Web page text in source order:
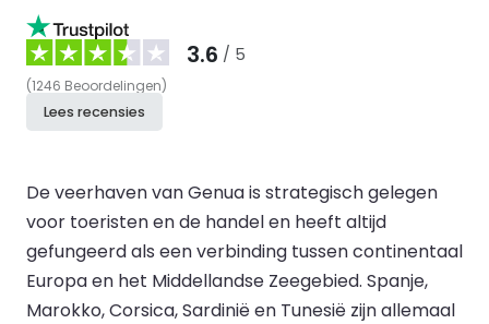
3.6 / 5
(1246 Beoordelingen)
Lees recensies
De veerhaven van Genua is strategisch gelegen
voor toeristen en de handel en heeft altijd
gefungeerd als een verbinding tussen continentaal
Europa en het Middellandse Zeegebied. Spanje,
Marokko, Corsica, Sardinië en Tunesië zijn allemaal